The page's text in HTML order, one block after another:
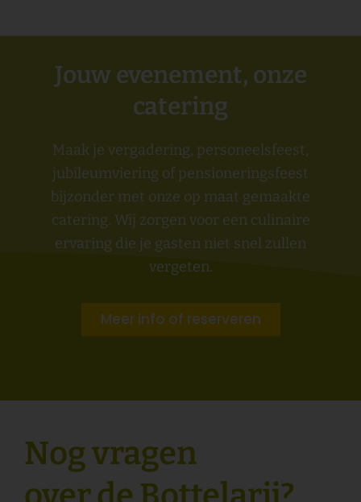
Jouw evenement, onze
catering
Maak je vergadering, personeelsfeest,
jubileumviering of pensioneringsfeest
bijzonder met onze op maat gemaakte
catering. Wij zorgen voor een culinaire
ervaring die je gasten niet snel zullen
vergeten.
Meer info of reserveren
Nog vragen